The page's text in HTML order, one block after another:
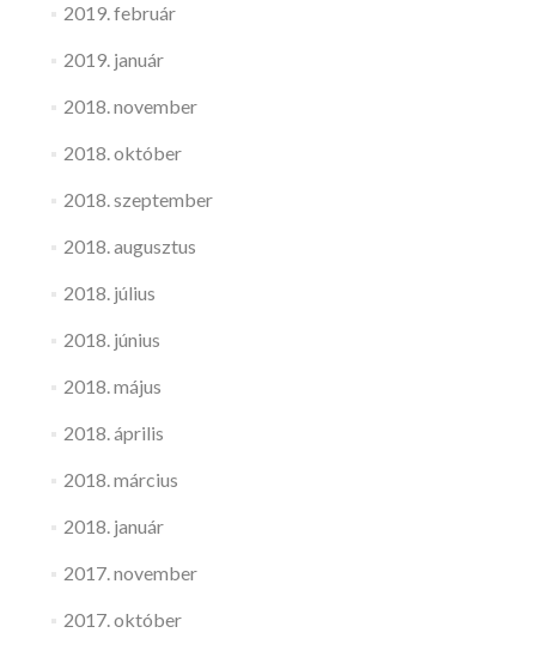
2019. február
2019. január
2018. november
2018. október
2018. szeptember
2018. augusztus
2018. július
2018. június
2018. május
2018. április
2018. március
2018. január
2017. november
2017. október